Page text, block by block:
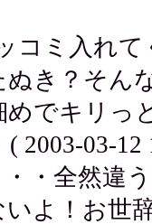
コミ入れて
ぬき？そん
めでキリっ
2003-03-12
・全然違
よ！お世